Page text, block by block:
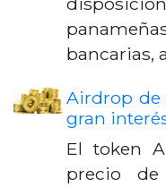
bancarias,
Airdrop de
gran
El token
precio de